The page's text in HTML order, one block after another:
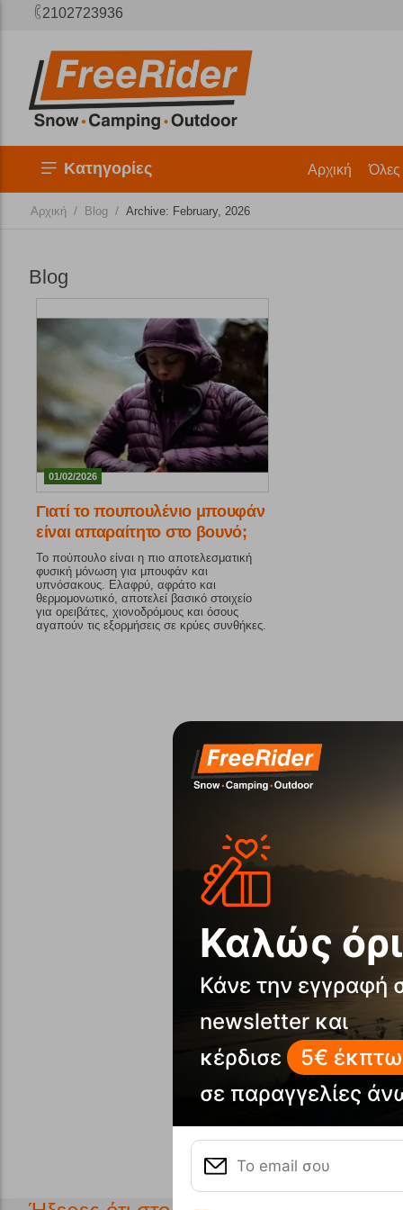
2102723936
Κατηγορίες Αρχική Όλες
Αρχική / Blog / Archive: February, 2026
Blog
01/02/2026
Γιατί το πουπουλένιο μπουφάν
είναι απαραίτητο στο βουνό;
Το πούπουλο είναι η πιο αποτελεσματική
φυσική μόνωση για μπουφάν και
υπνόσακους. Ελαφρύ, αφράτο και
θερμομονωτικό, αποτελεί βασικό στοιχείο
για ορειβάτες, χιονοδρόμους και όσους
αγαπούν τις εξορμήσεις σε κρύες συνθήκες.
Καλώς
Κάνε την εγγραφή
newsletter και
κέρδισε
5€
σε παραγγελίες